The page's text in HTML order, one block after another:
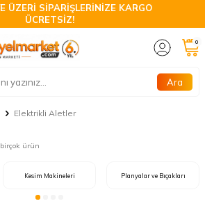
ÜZERİ SİPARİŞLERİNİZE KARGO
ÜCRETSİZ!
Ara
0
Elektrikli Aletler
ürün
Kesim Makineleri Planyalar ve Bıçakları